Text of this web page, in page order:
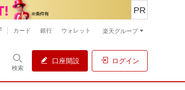
検索
口座開設 ログイン
PR
カード 銀行 ウォレット 楽天グループ